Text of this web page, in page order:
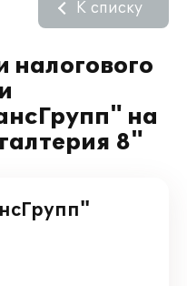
налогового
на
8"
К списку